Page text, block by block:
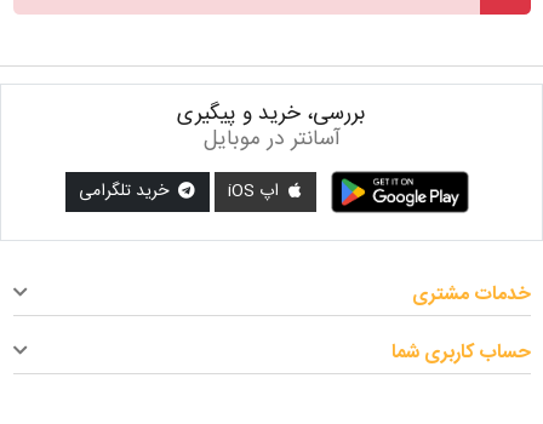
بررسی، خرید و پیگیری
آسانتر در موبایل
اپ iOS خرید تلگرامی
خدمات مشتری
حساب کاربری شما